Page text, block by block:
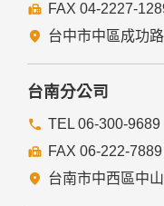
揭露您的個人資料是為
者。
本網站委託廠商協助蒐
委外廠商或個人善盡監
六、Cookie之使用
為了提供您最佳的服務
們的Cookie，若您不願
瀏覽器功能項中設定隱
FAX 04-2227-
台中市中區成功
台南分公司
TEL 06-300-9689
FAX 06-222-7889
台南市中西區中